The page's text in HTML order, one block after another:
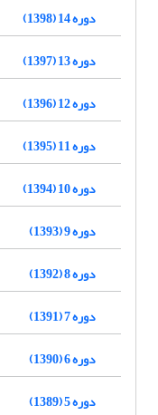
دوره 14 (1398)
دوره 13 (1397)
دوره 12 (1396)
دوره 11 (1395)
دوره 10 (1394)
دوره 9 (1393)
دوره 8 (1392)
دوره 7 (1391)
دوره 6 (1390)
دوره 5 (1389)